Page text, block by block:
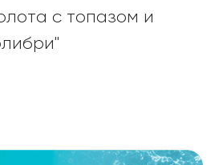
с топазом и